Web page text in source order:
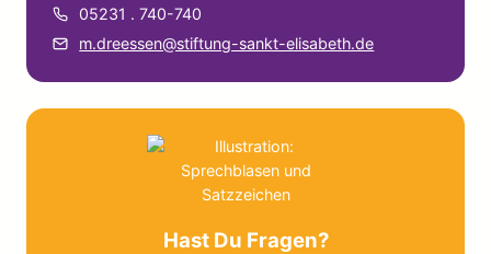
05231 . 740-740
m.dreessen@stiftung-sankt-elisabeth.de
Hast Du Fragen?